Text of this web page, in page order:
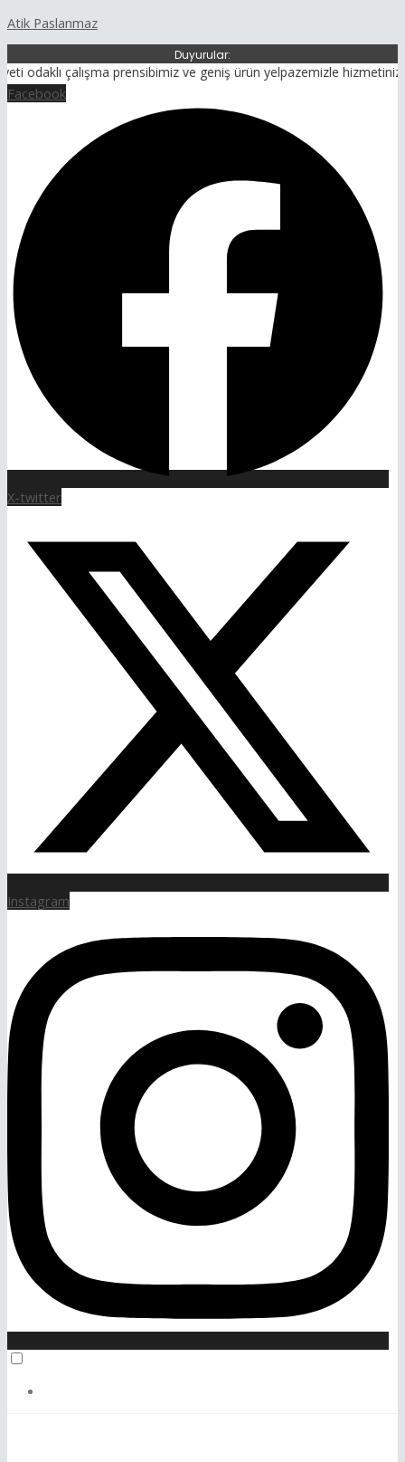
atla
Atik Paslanmaz
Duyurular:
çalışma prensibimiz ve geniş ürün yelpazemizle hizmetinizdeyiz.
Facebook
X-twitter
Instagram
dolaşımı